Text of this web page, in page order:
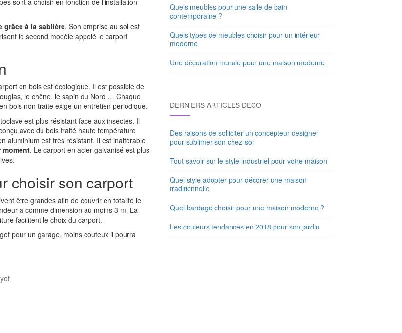
sont à choisir en fonction de l’installation
grâce à la sablière. Son emprise au sol est
le second modèle appelé le carport
en bois est écologique. Il est possible de
le chêne, le sapin du Nord … Chaque
bois non traité exige un entretien périodique.
est plus résistant face aux insectes. Il
avec du bois traité haute température
aluminium est très résistant. Il est inaltérable
moment. Le carport en acier galvanisé est plus
choisir son carport
être grandes afin de couvrir en totalité le
a comme dimension au moins 3 m. La
facilitent le choix du carport.
pour un garage, moins couteux il pourra
Quels meubles pour une salle de bain
contemporaine ?
Quels types de meubles choisir pour un intérieur
moderne
Une décoration murale pour une maison moderne
DERNIERS ARTICLES DÉCO
Des raisons de solliciter un concepteur designer
pour sublimer son chez-soi
Tout savoir sur le style industriel pour votre maison
Quel style adopter pour décorer une maison
traditionnelle
Quel bardage choisir pour une maison moderne ?
Les couleurs tendances en 2018 pour son jardin